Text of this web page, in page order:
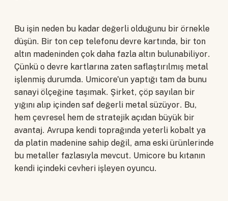
Bu işin neden bu kadar değerli olduğunu bir örnekle
düşün. Bir ton cep telefonu devre kartında, bir ton
altın madeninden çok daha fazla altın bulunabiliyor.
Çünkü o devre kartlarına zaten saflaştırılmış metal
işlenmiş durumda. Umicore'un yaptığı tam da bunu
sanayi ölçeğine taşımak. Şirket, çöp sayılan bir
yığını alıp içinden saf değerli metal süzüyor. Bu,
hem çevresel hem de stratejik açıdan büyük bir
avantaj. Avrupa kendi toprağında yeterli kobalt ya
da platin madenine sahip değil, ama eski ürünlerinde
bu metaller fazlasıyla mevcut. Umicore bu kıtanın
kendi içindeki cevheri işleyen oyuncu.